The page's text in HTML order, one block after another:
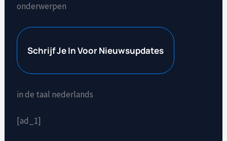
onderwerpen
Schrijf Je In Voor Nieuwsupdates
in de taal nederlands
[ad_1]